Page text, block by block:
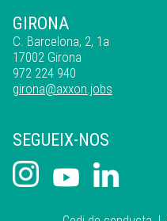
GIRONA
C. Barcelona, 2, 1a
17002 Girona
972 224 940
girona@axxon.jobs
SEGUEIX-NOS